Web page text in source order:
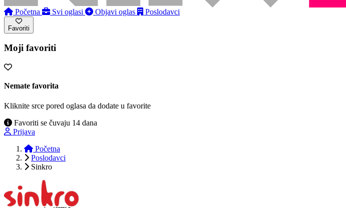
Početna Svi oglasi Objavi oglas Poslodavci
Favoriti
Moji favoriti
Nemate favorita
Kliknite srce pored oglasa da dodate u favorite
Favoriti se čuvaju 14 dana
Prijava
Početna
Poslodavci
Sinkro